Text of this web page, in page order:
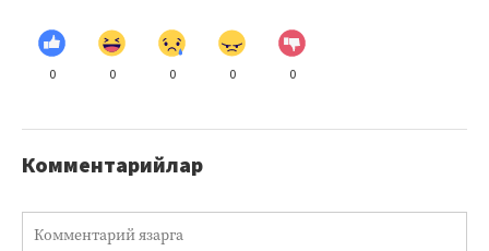
0 0 0 0 0
Комментарийлар